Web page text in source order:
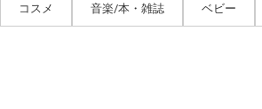
コスメ 音楽/本・雑誌 ベビー